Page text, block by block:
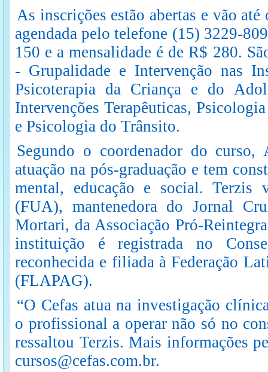
As inscrições estão abertas e vão
agendada pelo telefone (15) 3229-
150 e a mensalidade é de R$ 280.
- Grupalidade e Intervenção nas
Psicoterapia da Criança e do
Intervenções Terapêuticas,
e Psicologia do Trânsito.
Segundo o coordenador do
atuação na pós-graduação e tem
mental, educação e social.
(FUA), mantenedora do Jornal
Mortari, da Associação Pró-
instituição é registrada no
reconhecida e filiada à Federação
(FLAPAG).
“O Cefas atua na investigação
o profissional a operar não só no
ressaltou Terzis. Mais informações
cursos@cefas.com.br.